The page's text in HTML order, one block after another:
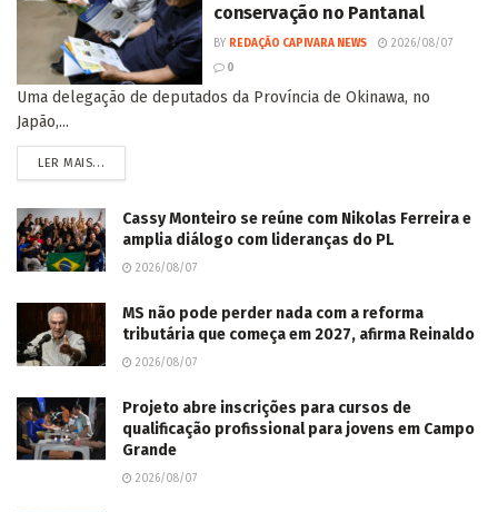
conservação no Pantanal
BY REDAÇÃO CAPIVARA NEWS
2026/08/07
0
Uma delegação de deputados da Província de Okinawa, no
Japão,...
LER MAIS...
Cassy Monteiro se reúne com Nikolas Ferreira e
amplia diálogo com lideranças do PL
2026/08/07
MS não pode perder nada com a reforma
tributária que começa em 2027, afirma Reinaldo
2026/08/07
Projeto abre inscrições para cursos de
qualificação profissional para jovens em Campo
Grande
2026/08/07